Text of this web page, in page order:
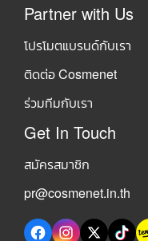
Partner with Us
โปรโมตแบรนด์กับเรา
ติดต่อ Cosmenet
ร่วมทีมกับเรา
Get In Touch
สมัครสมาชิก
pr@cosmenet.in.th